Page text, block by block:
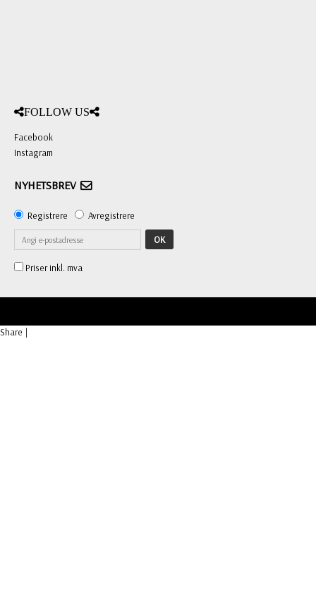
FOLLOW US
Facebook
Instagram
NYHETSBREV
Registrere Avregistrere
OK
Priser inkl. mva
Share |